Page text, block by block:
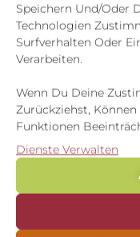
Speichern Und/oder
Technologien
Surfverhalten Oder
Verarbeiten.
Wenn Du Deine
Zurückziehst,
Funktionen
Dienste Verwalten